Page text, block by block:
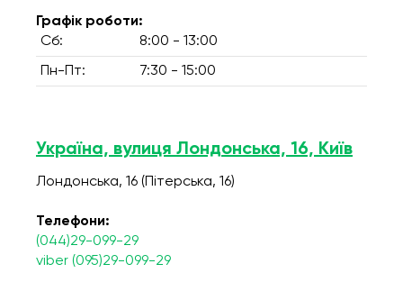
Графік роботи:
Сб:
8:00 - 13:00
Пн-Пт: 7:30 - 15:00
Україна, вулиця Лондонська, 16, Київ
Лондонська, 16 (Пітерська, 16)
Телефони:
(044)29-099-29
viber (095)29-099-29